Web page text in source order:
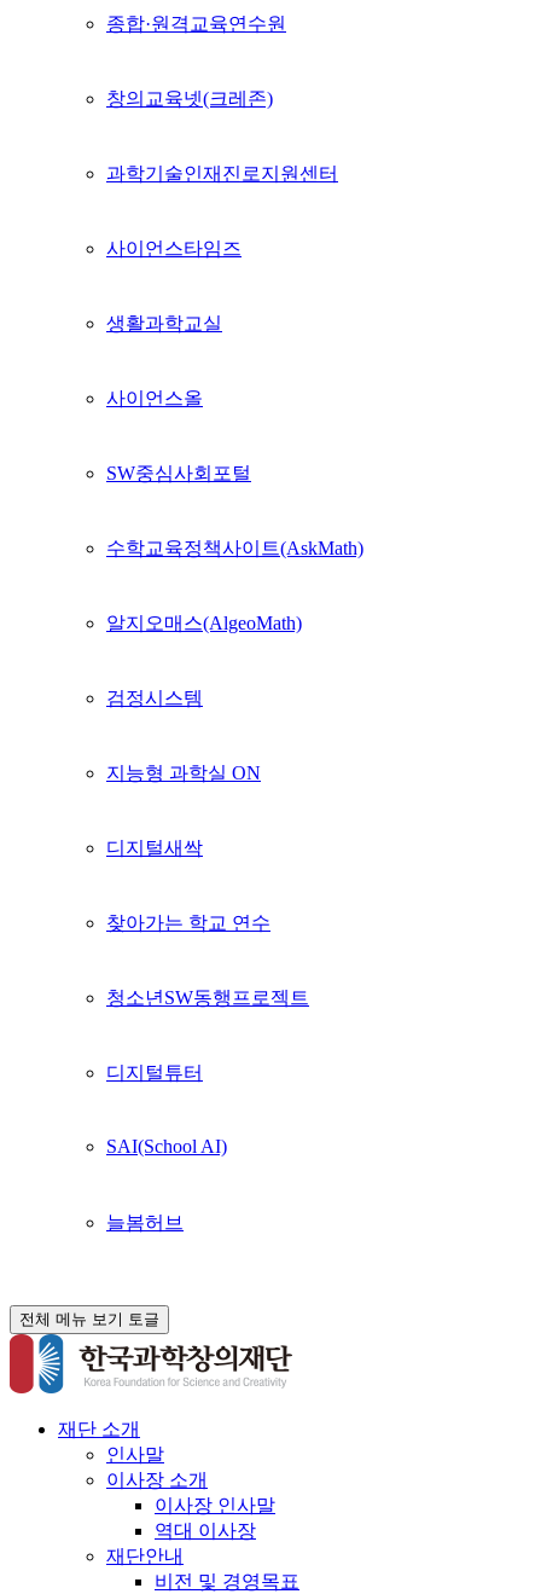
종합·원격교육연수원
창의교육넷(크레존)
과학기술인재진로지원센터
사이언스타임즈
생활과학교실
사이언스올
SW중심사회포털
수학교육정책사이트(AskMath)
알지오매스(AlgeoMath)
검정시스템
지능형 과학실 ON
디지털새싹
찾아가는 학교 연수
청소년SW동행프로젝트
디지털튜터
SAI(School AI)
늘봄허브
전체 메뉴 보기 토글
재단 소개
인사말
이사장 소개
이사장 인사말
역대 이사장
재단안내
비전 및 경영목표